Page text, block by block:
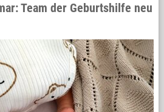
Team der Geburtshilfe neu